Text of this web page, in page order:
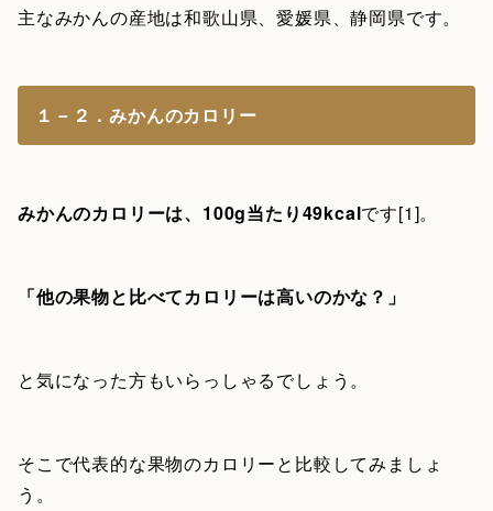
主なみかんの産地は和歌山県、愛媛県、静岡県です。
１－２．みかんのカロリー
みかんのカロリーは、100g当たり49kcalです[1]。
「他の果物と比べてカロリーは高いのかな？」
と気になった方もいらっしゃるでしょう。
そこで代表的な果物のカロリーと比較してみましょ
う。